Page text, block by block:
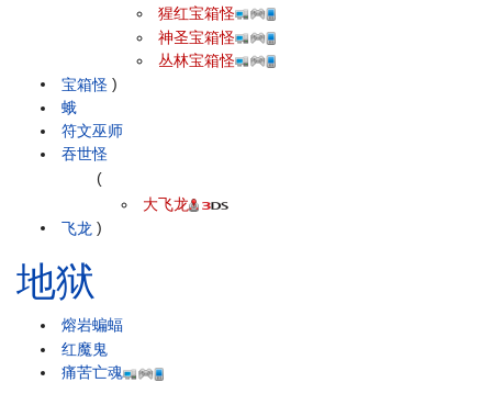
宝箱怪
猩红宝箱怪
神圣宝箱怪
丛林宝箱怪
)
蛾
符文巫师
吞世怪
飞龙
(
大飞龙
)
地狱
熔岩蝙蝠
红魔鬼
痛苦亡魂